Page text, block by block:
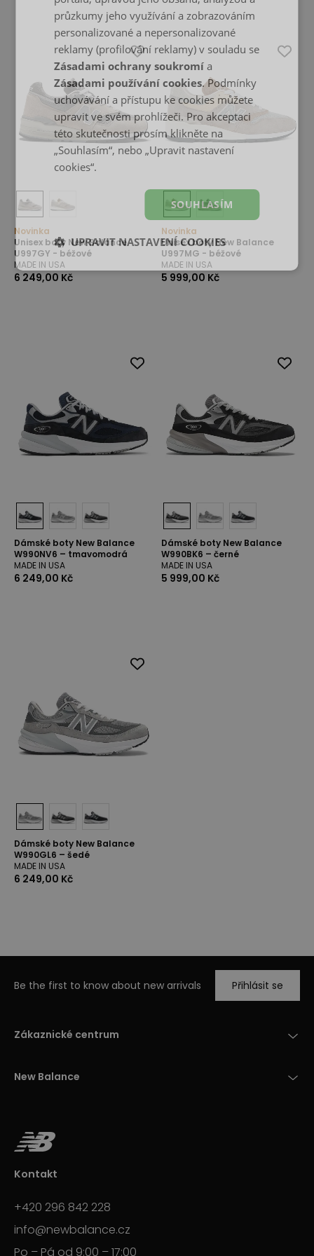
Novinka
Unisex boty New Balance
U997GY - béžové
MADE IN USA
6 249,00 Kč
Novinka
Unisex boty New Balance
U997MG - béžové
MADE IN USA
5 999,00 Kč
Dámské boty New Balance
W990NV6 – tmavomodrá
MADE IN USA
6 249,00 Kč
Dámské boty New Balance
W990BK6 – černé
MADE IN USA
5 999,00 Kč
Dámské boty New Balance
W990GL6 – šedé
MADE IN USA
6 249,00 Kč
Be the first to know about new arrivals Přihlásit se
Zákaznické centrum
New Balance
Kontakt
+420 296 842 228
info@newbalance.cz
Po – Pá od 9:00 – 17:00
průzkumy jeho využívání a zobrazováním
personalizované a nepersonalizované
reklamy (profilování reklamy) v souladu se
Zásadami ochrany soukromí a
Zásadami používání cookies. Podmínky
uchovávání a přístupu ke cookies můžete
upravit ve svém prohlížeči. Pro akceptaci
této skutečnosti prosím klikněte na
„Souhlasím“, nebo „Upravit nastavení
cookies“.
SOUHLASÍM
UPRAVIT NASTAVENÍ COOKIES